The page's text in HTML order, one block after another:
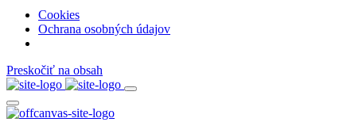
Cookies
Ochrana osobných údajov
Preskočiť na obsah